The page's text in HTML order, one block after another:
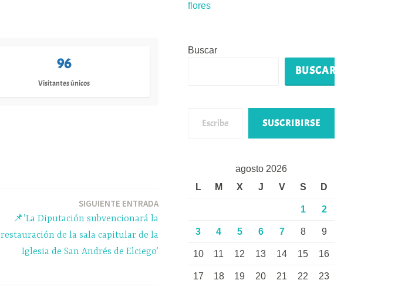
96
Visitantes únicos
SIGUIENTE ENTRADA
📌’La Diputación subvencionará la
restauración de la sala capitular de la
Iglesia de San Andrés de Elciego’
flores
Buscar
BUSCAR
SUSCRIBIRSE
agosto 2026
L
M X J V S D
1 2
3 4 5 6 7 8 9
10 11 12 13 14 15 16
17 18 19 20 21 22 23